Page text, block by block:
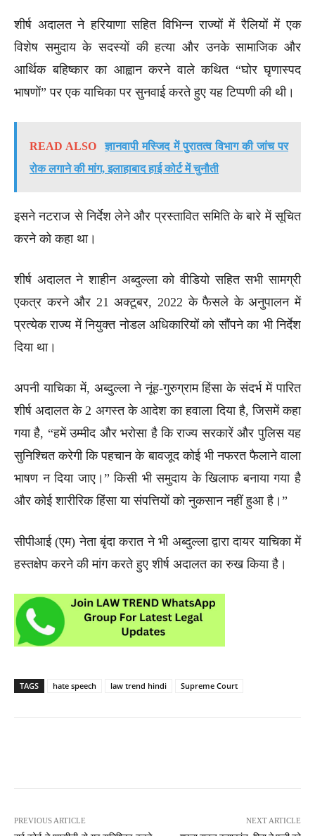
शीर्ष अदालत ने हरियाणा सहित विभिन्न राज्यों में रैलियों में एक
विशेष समुदाय के सदस्यों की हत्या और उनके सामाजिक और
आर्थिक बहिष्कार का आह्वान करने वाले कथित “घोर घृणास्पद
भाषणों” पर एक याचिका पर सुनवाई करते हुए यह टिप्पणी की थी।
READ ALSO
ज्ञानवापी मस्जिद में पुरातत्व विभाग की जांच पर
रोक लगाने की मांग, इलाहाबाद हाई कोर्ट में चुनौती
इसने नटराज से निर्देश लेने और प्रस्तावित समिति के बारे में सूचित
करने को कहा था।
शीर्ष अदालत ने शाहीन अब्दुल्ला को वीडियो सहित सभी सामग्री
एकत्र करने और 21 अक्टूबर, 2022 के फैसले के अनुपालन में
प्रत्येक राज्य में नियुक्त नोडल अधिकारियों को सौंपने का भी निर्देश
दिया था।
अपनी याचिका में, अब्दुल्ला ने नूंह-गुरुग्राम हिंसा के संदर्भ में पारित
शीर्ष अदालत के 2 अगस्त के आदेश का हवाला दिया है, जिसमें कहा
गया है, “हमें उम्मीद और भरोसा है कि राज्य सरकारें और पुलिस यह
सुनिश्चित करेगी कि पहचान के बावजूद कोई भी नफरत फैलाने वाला
भाषण न दिया जाए।” किसी भी समुदाय के खिलाफ बनाया गया है
और कोई शारीरिक हिंसा या संपत्तियों को नुकसान नहीं हुआ है।”
सीपीआई (एम) नेता बृंदा करात ने भी अब्दुल्ला द्वारा दायर याचिका में
हस्तक्षेप करने की मांग करते हुए शीर्ष अदालत का रुख किया है।
TAGS hate speech law trend hindi Supreme Court
PREVIOUS ARTICLE NEXT ARTICLE